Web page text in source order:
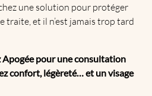
une solution pour protéger
traite, et il n’est jamais trop tard
Apogée pour une consultation
confort, légèreté… et un visage